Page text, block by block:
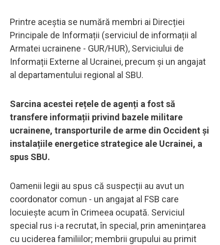
Printre aceștia se numără membri ai Direcției
Principale de Informații (serviciul de informații al
Armatei ucrainene - GUR/HUR), Serviciului de
Informații Externe al Ucrainei, precum și un angajat
al departamentului regional al SBU.
Sarcina acestei rețele de agenți a fost să
transfere informații privind bazele militare
ucrainene, transporturile de arme din Occident și
instalațiile energetice strategice ale Ucrainei, a
spus SBU.
Oamenii legii au spus că suspecții au avut un
coordonator comun - un angajat al FSB care
locuiește acum în Crimeea ocupată. Serviciul
special rus i-a recrutat, în special, prin amenințarea
cu uciderea familiilor; membrii grupului au primit